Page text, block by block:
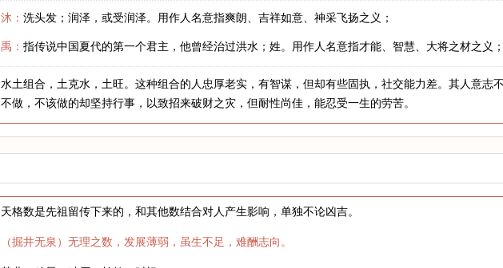
沐： 洗头发；润泽，或受润泽。用作人名意指爽朗、吉祥如意、神采飞扬之义；
禹： 指传说中国夏代的第一个君主，他曾经治过洪水；姓。用作人名意指才能、智慧、大将之材之义；
水土组合，土克水，土旺。这种组合的人忠厚老实，有智谋，但却有些固执，社交能力差。其人意志
不做，不该做的却坚持行事，以致招来破财之灾，但耐性尚佳，能忍受一生的劳苦。
天格数是先祖留传下来的，和其他数结合对人产生影响，单独不论凶吉。
（掘井无泉）无理之数，发展薄弱，虽生不足，难酬志向。